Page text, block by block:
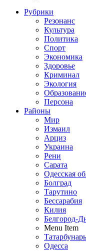
Рубрики
Резонанс
Культура
Политика
Спорт
Экономика
Здоровье
Криминал
Экология
Персона
Районы
Мир
Измаил
Арциз
Украина
Рени
Сарата
Одесская
Болград
Тарутино
Бессарабия
Килия
Белгород-
Menu Item
Одесса